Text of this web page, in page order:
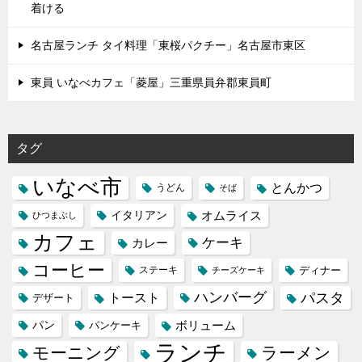
着ける
名古屋ランチ タイ料理「東桜パクチー」名古屋市東区
東員 いなべカフェ「菱屋」三重県員弁郡東員町
タグ
いなべ市 うどん そば とんかつ
ひつまぶし イタリアン オムライス
カフェ カレー ケーキ
コーヒー ステーキ チーズケーキ ディナー
デザート トースト ハンバーグ パスタ
パン パンケーキ ボリューム
モーニング ランチ ラーメン